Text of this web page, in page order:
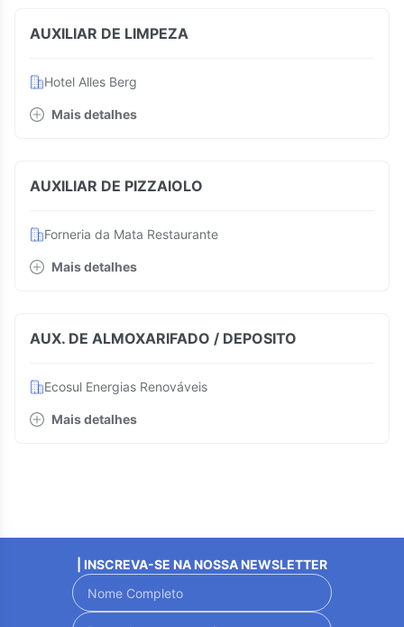
AUXILIAR DE LIMPEZA
Hotel Alles Berg
Mais detalhes
AUXILIAR DE PIZZAIOLO
Forneria da Mata Restaurante
Mais detalhes
AUX. DE ALMOXARIFADO / DEPOSITO
Ecosul Energias Renováveis
Mais detalhes
| INSCREVA-SE NA NOSSA NEWSLETTER